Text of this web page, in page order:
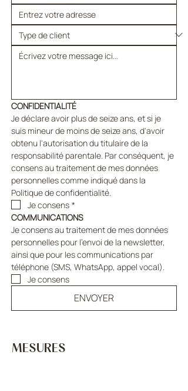
CONFIDENTIALITÉ
Je déclare avoir plus de seize ans, et si je
suis mineur de moins de seize ans, d'avoir
obtenu l'autorisation du titulaire de la
responsabilité parentale. Par conséquent, je
consens au traitement de mes données
personnelles comme indiqué dans la
Politique de confidentialité.
Je consens *
COMMUNICATIONS
Je consens au traitement de mes données
personnelles pour l'envoi de la newsletter,
ainsi que pour les communications par
téléphone (SMS, WhatsApp, appel vocal).
Je consens
ENVOYER
MESURES